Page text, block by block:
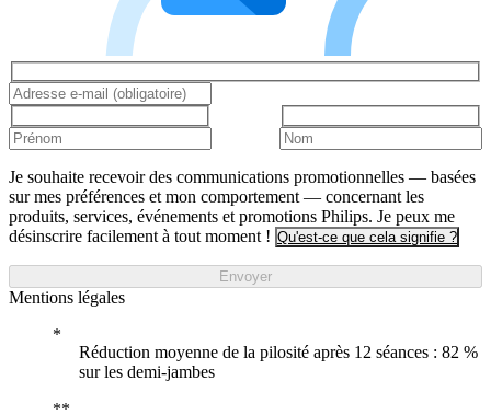
Je souhaite recevoir des communications promotionnelles — basées
sur mes préférences et mon comportement — concernant les
produits, services, événements et promotions Philips. Je peux me
désinscrire facilement à tout moment ! Qu'est-ce que cela signifie ?
Envoyer
Mentions légales
Réduction moyenne de la pilosité après 12 séances : 82 %
sur les demi-jambes